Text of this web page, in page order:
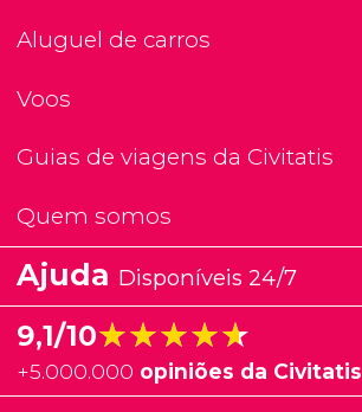
Aluguel de carros
Voos
Guias de viagens da Civitatis
Quem somos
Ajuda Disponíveis 24/7
9,1/10★★★★★
★★★★★
+5.000.000 opiniões da Civitatis